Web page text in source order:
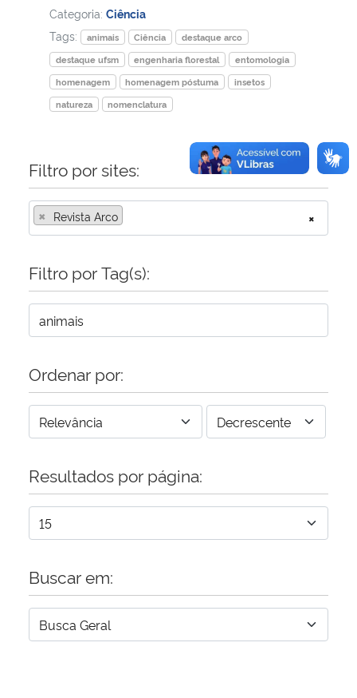
Categoria: Ciência
Tags:
animais Ciência
destaque arco
destaque ufsm
engenharia florestal
entomologia
homenagem
homenagem póstuma
insetos
natureza
nomenclatura
Filtro por sites:
×
× Revista Arco
Filtro por Tag(s):
Ordenar por:
Resultados por página:
Buscar em: